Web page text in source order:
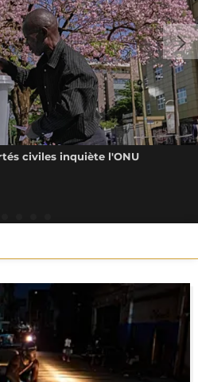
civiles inquiète l'ONU